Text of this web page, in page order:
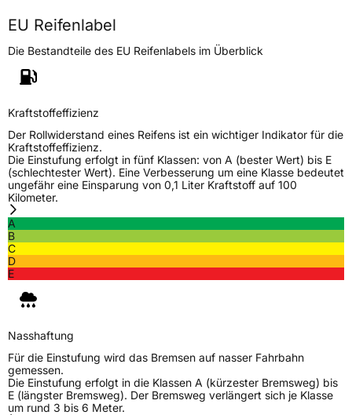
Höchstlast1030/975 kg
Generelle Merkmale
Fahrzeugtyp
ModellnameIcepower 989
FahrzeugartTransporter
Weitere Eigenschaften
Ja
EU Label
EU Reifenlabel
Die Bestandteile des EU Reifenlabels im Überblick
Kraftstoffeffizienz
Der Rollwiderstand eines Reifens ist ein wichtiger Indikator für die
Kraftstoffeffizienz.
Die Einstufung erfolgt in fünf Klassen: von A (bester Wert) bis E
(schlechtester Wert). Eine Verbesserung um eine Klasse bedeutet
ungefähr eine Einsparung von 0,1 Liter Kraftstoff auf 100
Kilometer.
A
B
C
D
E
Nasshaftung
Für die Einstufung wird das Bremsen auf nasser Fahrbahn
gemessen.
Die Einstufung erfolgt in die Klassen A (kürzester Bremsweg) bis
E (längster Bremsweg). Der Bremsweg verlängert sich je Klasse
um rund 3 bis 6 Meter.